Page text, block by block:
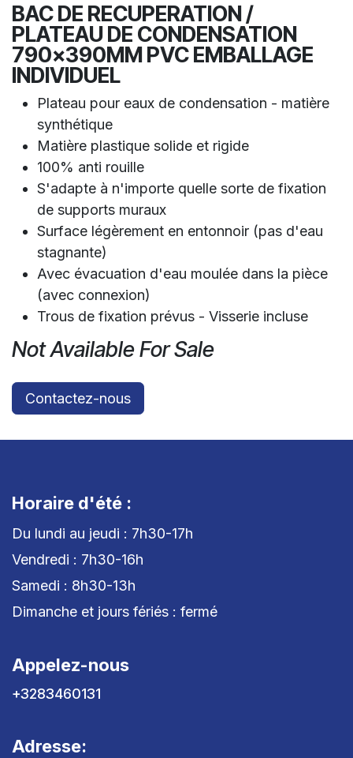
BAC DE RECUPERATION /
PLATEAU DE CONDENSATION
790x390MM PVC EMBALLAGE
INDIVIDUEL
Plateau pour eaux de condensation - matière
synthétique
Matière plastique solide et rigide
100% anti rouille
S'adapte à n'importe quelle sorte de fixation
de supports muraux
Surface légèrement en entonnoir (pas d'eau
stagnante)
Avec évacuation d'eau moulée dans la pièce
(avec connexion)
Trous de fixation prévus - Visserie incluse
Not Available For Sale
Contactez-nous
Horaire d'été :
Du lundi au jeudi : 7h30-17h
Vendredi : 7h30-16h
Samedi : 8h30-13h
Dimanche et jours fériés : fermé
Appelez-nous
+3283460131
Adresse: